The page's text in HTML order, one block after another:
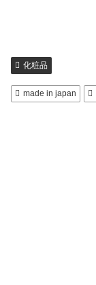
化粧品
made in japan